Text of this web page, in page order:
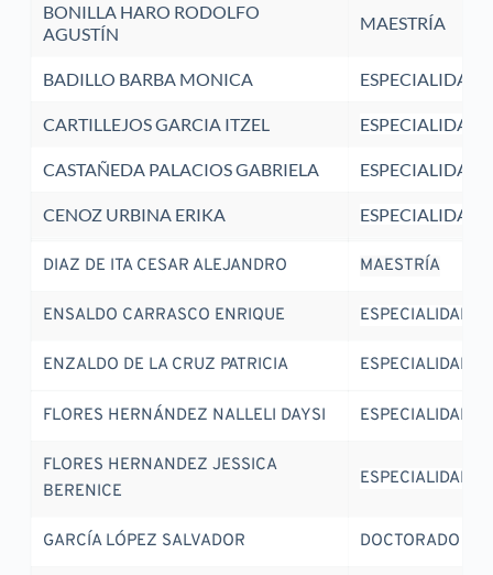
BONILLA HARO RODOLFO
AGUSTÍN
MAESTRÍA
BADILLO BARBA MONICA ESPECIALIDAD
CARTILLEJOS GARCIA ITZEL ESPECIALIDAD
CASTAÑEDA PALACIOS GABRIELA ESPECIALIDAD
CENOZ URBINA ERIKA ESPECIALIDAD
DIAZ DE ITA CESAR ALEJANDRO MAESTRÍA
ENSALDO CARRASCO ENRIQUE ESPECIALIDAD
ENZALDO DE LA CRUZ PATRICIA ESPECIALIDAD
FLORES HERNÁNDEZ NALLELI DAYSI ESPECIALIDAD
FLORES HERNANDEZ JESSICA
BERENICE
ESPECIALIDAD
GARCÍA LÓPEZ SALVADOR DOCTORADO